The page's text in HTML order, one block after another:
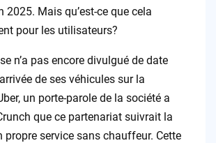
2025. Mais qu’est-ce que cela
pour les utilisateurs?
n’a pas encore divulgué de date
de ses véhicules sur la
un porte-parole de la société a
que ce partenariat suivrait la
propre service sans chauffeur. Cette